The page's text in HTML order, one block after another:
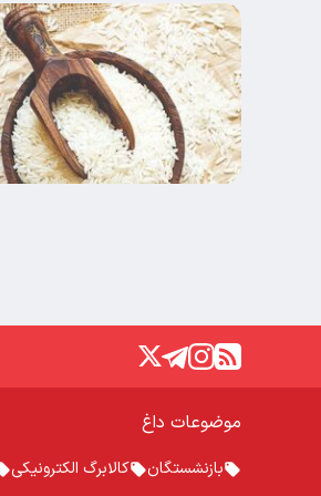
موضوعات داغ
بازنشستگان کالابرگ الکترونیکی